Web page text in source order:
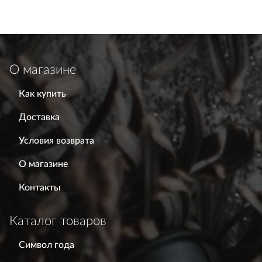
О магазине
Как купить
Доставка
Условия возврата
О магазине
Контакты
Каталог товаров
Символ года